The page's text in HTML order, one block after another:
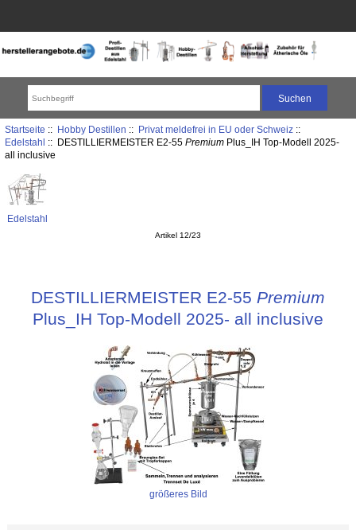
Startseite :: Hobby Destillen :: Privat meldefrei in EU oder Schweiz::
Edelstahl :: DESTILLIERMEISTER E2-55 PremiumPlus_IH Top-Modell 2025-
all inclusive
Edelstahl
Artikel 12/23
DESTILLIERMEISTER E2-55 Premium
Plus_IH Top-Modell 2025- all inclusive
größeres Bild